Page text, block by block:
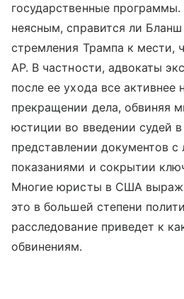
государственные
неясным, справится ли
стремления Трампа к мести,
AP. В частности, адвокаты
после ее ухода все активнее
прекращении дела, обвиняя
юстиции во введении судей
представлении документов
показаниями и сокрытии
Многие юристы в США
это в большей степени
расследование приведет к
обвинениям.